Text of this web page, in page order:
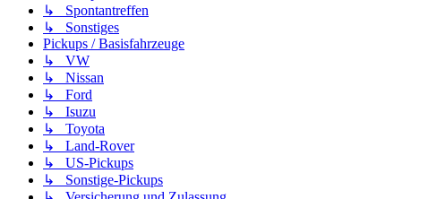
↳ Spontantreffen
↳ Sonstiges
Pickups / Basisfahrzeuge
↳ VW
↳ Nissan
↳ Ford
↳ Isuzu
↳ Toyota
↳ Land-Rover
↳ US-Pickups
↳ Sonstige-Pickups